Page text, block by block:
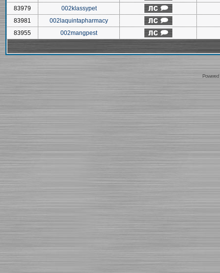
83979
002klassypet
83981
002laquintapharmacy
83955
002mangpest